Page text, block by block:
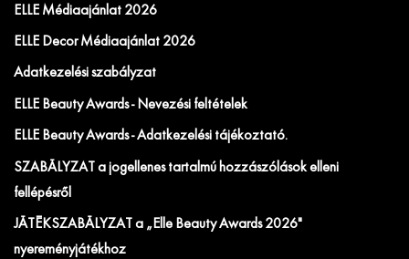
ELLE Médiaajánlat 2026
ELLE Decor Médiaajánlat 2026
Adatkezelési szabályzat
ELLE Beauty Awards - Nevezési feltételek
ELLE Beauty Awards - Adatkezelési tájékoztató.
SZABÁLYZAT a jogellenes tartalmú hozzászólások elleni
fellépésről
JÁTÉKSZABÁLYZAT a „Elle Beauty Awards 2026"
nyereményjátékhoz